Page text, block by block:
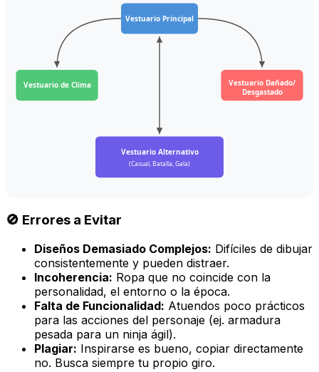
Vestuario Principal
Vestuario de Clima Vestuario Dañado/
Desgastado
Vestuario Alternativo
(Casual, Batalla, Gala)
🚫 Errores a Evitar
Diseños Demasiado Complejos: Difíciles de dibujar
consistentemente y pueden distraer.
Incoherencia: Ropa que no coincide con la
personalidad, el entorno o la época.
Falta de Funcionalidad: Atuendos poco prácticos
para las acciones del personaje (ej. armadura
pesada para un ninja ágil).
Plagiar: Inspirarse es bueno, copiar directamente
no. Busca siempre tu propio giro.